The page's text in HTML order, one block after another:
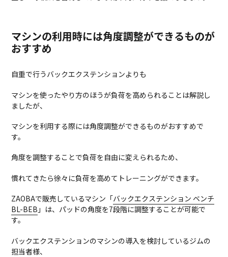
マシンの利用時には角度調整ができるものが
おすすめ
自重で行うバックエクステンションよりも
マシンを使ったやり方のほうが負荷を高められることは解説し
ましたが、
マシンを利用する際には角度調整ができるものがおすすめで
す。
角度を調整することで負荷を自由に変えられるため、
慣れてきたら徐々に負荷を高めてトレーニングができます。
ZAOBAで販売しているマシン「バックエクステンション ベンチ
BL-BEB 」は、パッドの角度を7段階に調整することが可能で
す。
バックエクステンションのマシンの導入を検討しているジムの
担当者様、